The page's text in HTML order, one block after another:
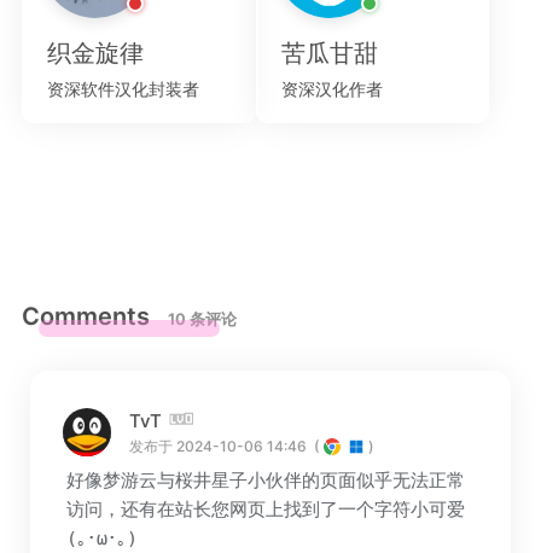
织金旋律
资深软件汉化封装者
苦瓜甘甜
资深汉化作者
Comments 10 条评论
TvT
发布于 2024-10-06 14:46 ( )
好像梦游云与桜井星子小伙伴的页面似乎无法正常
访问，还有在站长您网页上找到了一个字符小可爱
(｡･ω･｡)